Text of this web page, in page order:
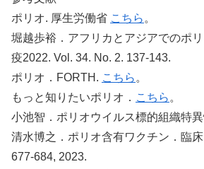
ポリオ. 厚生労働省 こちら 。
堀越歩裕．アフリカとアジアでのポ
疫2022. Vol. 34. No. 2. 137-143.
ポリオ．FORTH. こちら 。
もっと知りたいポリオ． こちら 。
小池智．ポリオウイルス標的組織特異
清水博之．ポリオ含有ワクチン．臨
677-684, 2023.